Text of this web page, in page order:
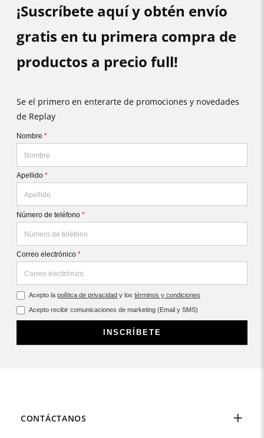
¡Suscríbete aquí y obtén envío
gratis en tu primera compra de
productos a precio full!
Se el primero en enterarte de promociones y novedades
de Replay
Nombre *
Apellido *
Número de teléfono *
Correo electrónico *
Acepto la política de privacidad y los términos y condiciones
Acepto recibir comunicaciones de marketing (Email y SMS)
INSCRÍBETE
CONTÁCTANOS